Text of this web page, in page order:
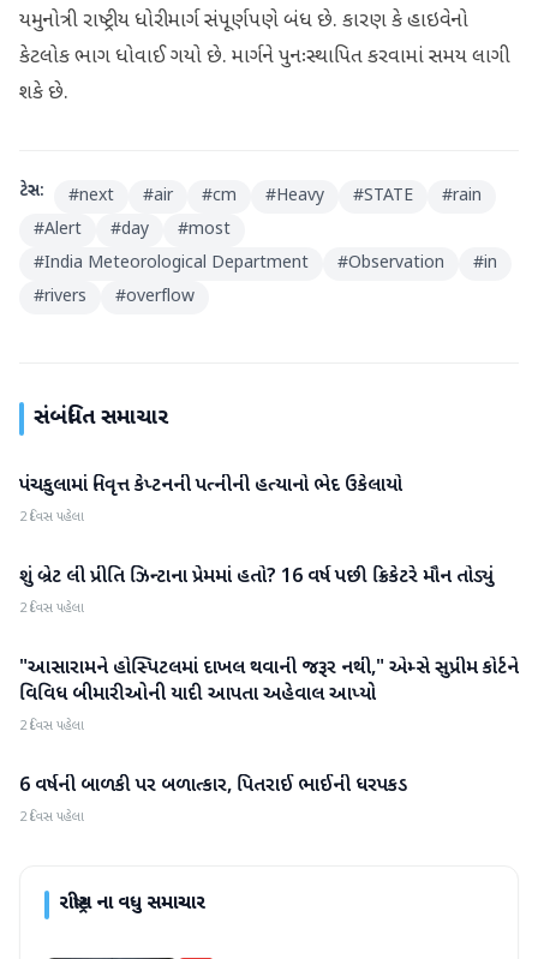
યમુનોત્રી રાષ્ટ્રીય ધોરીમાર્ગ સંપૂર્ણપણે બંધ છે. કારણ કે હાઇવેનો
કેટલોક ભાગ ધોવાઈ ગયો છે. માર્ગને પુનઃસ્થાપિત કરવામાં સમય લાગી
શકે છે.
ટેગ્સ: #next #air #cm #Heavy #STATE #rain
#Alert #day #most
#India Meteorological Department #Observation #in
#rivers #overflow
સંબંધિત સમાચાર
રાષ્ટ્રીય
પંચકુલામાં નિવૃત્ત કેપ્ટનની પત્નીની હત્યાનો ભેદ ઉકેલાયો
2 દિવસ પહેલા
રાષ્ટ્રીય
શું બ્રેટ લી પ્રીતિ ઝિન્ટાના પ્રેમમાં હતો? 16 વર્ષ પછી ક્રિકેટરે મૌન તોડ્યું
2 દિવસ પહેલા
રાષ્ટ્રીય
"આસારામને હોસ્પિટલમાં દાખલ થવાની જરૂર નથી," એમ્સે સુપ્રીમ કોર્ટને
વિવિધ બીમારીઓની યાદી આપતા અહેવાલ આપ્યો
2 દિવસ પહેલા
રાષ્ટ્રીય
6 વર્ષની બાળકી પર બળાત્કાર, પિતરાઈ ભાઈની ધરપકડ
2 દિવસ પહેલા
રાષ્ટ્રીયના વધુ સમાચાર